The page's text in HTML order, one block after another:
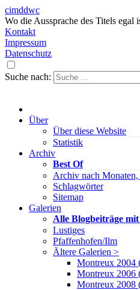
cimddwc
Wo die Aussprache des Titels egal
Kontakt
Impressum
Datenschutz
Suche nach:
Über
Über diese Website
Statistik
Archiv
Best Of
Archiv nach
Schlagwörter
Sitemap
Galerien
Alle Blogbeiträge
Lustiges
Pfaffenhofen/Ilm
Ältere Galerien >
Montreux
Montreux
Montreux